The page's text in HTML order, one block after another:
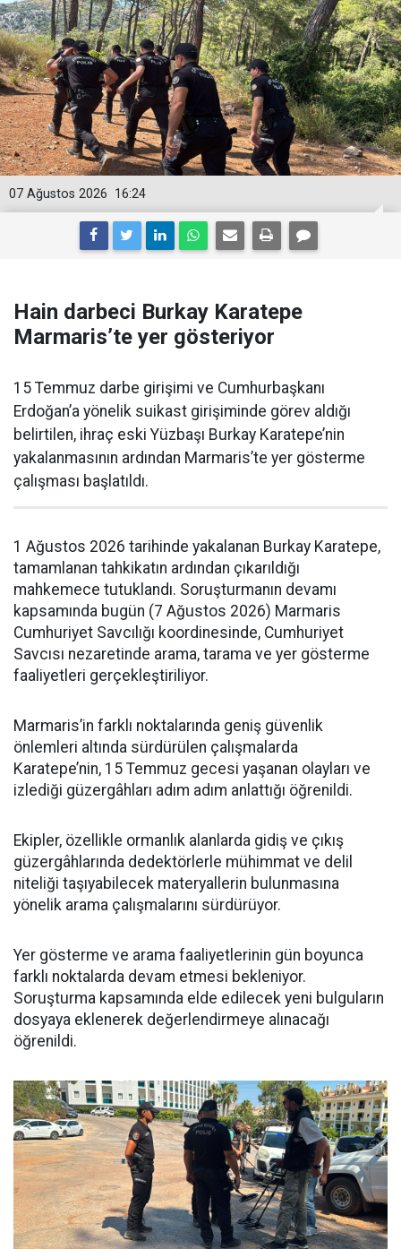
16:24
07 Ağustos 2026
Hain darbeci Burkay Karatepe
Marmaris’te yer gösteriyor
15 Temmuz darbe girişimi ve Cumhurbaşkanı
Erdoğan’a yönelik suikast girişiminde görev aldığı
belirtilen, ihraç eski Yüzbaşı Burkay Karatepe’nin
yakalanmasının ardından Marmaris’te yer gösterme
çalışması başlatıldı.
1 Ağustos 2026 tarihinde yakalanan Burkay Karatepe,
tamamlanan tahkikatın ardından çıkarıldığı
mahkemece tutuklandı. Soruşturmanın devamı
kapsamında bugün (7 Ağustos 2026) Marmaris
Cumhuriyet Savcılığı koordinesinde, Cumhuriyet
Savcısı nezaretinde arama, tarama ve yer gösterme
faaliyetleri gerçekleştiriliyor.
Marmaris’in farklı noktalarında geniş güvenlik
önlemleri altında sürdürülen çalışmalarda
Karatepe’nin, 15 Temmuz gecesi yaşanan olayları ve
izlediği güzergâhları adım adım anlattığı öğrenildi.
Ekipler, özellikle ormanlık alanlarda gidiş ve çıkış
güzergâhlarında dedektörlerle mühimmat ve delil
niteliği taşıyabilecek materyallerin bulunmasına
yönelik arama çalışmalarını sürdürüyor.
Yer gösterme ve arama faaliyetlerinin gün boyunca
farklı noktalarda devam etmesi bekleniyor.
Soruşturma kapsamında elde edilecek yeni bulguların
dosyaya eklenerek değerlendirmeye alınacağı
öğrenildi.